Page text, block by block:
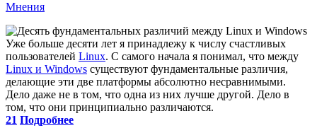
Мнения
Уже больше десяти лет я принадлежу к числу счастливых
пользователей Linux. С самого начала я понимал, что между
Linux и Windows существуют фундаментальные различия,
делающие эти две платформы абсолютно несравнимыми.
Дело даже не в том, что одна из них лучше другой. Дело в
том, что они принципиально различаются.
21 Подробнее